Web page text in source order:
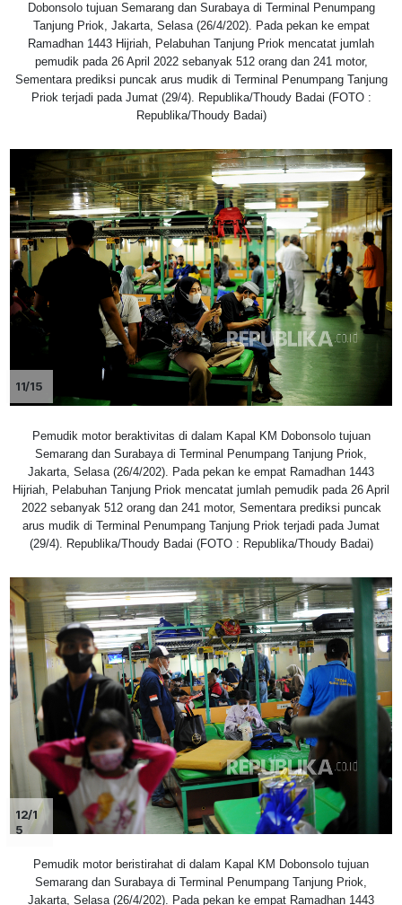
Dobonsolo tujuan Semarang dan Surabaya di Terminal Penumpang
Tanjung Priok, Jakarta, Selasa (26/4/202). Pada pekan ke empat
Ramadhan 1443 Hijriah, Pelabuhan Tanjung Priok mencatat jumlah
pemudik pada 26 April 2022 sebanyak 512 orang dan 241 motor,
Sementara prediksi puncak arus mudik di Terminal Penumpang Tanjung
Priok terjadi pada Jumat (29/4). Republika/Thoudy Badai (FOTO :
Republika/Thoudy Badai)
11/15
Pemudik motor beraktivitas di dalam Kapal KM Dobonsolo tujuan
Semarang dan Surabaya di Terminal Penumpang Tanjung Priok,
Jakarta, Selasa (26/4/202). Pada pekan ke empat Ramadhan 1443
Hijriah, Pelabuhan Tanjung Priok mencatat jumlah pemudik pada 26 April
2022 sebanyak 512 orang dan 241 motor, Sementara prediksi puncak
arus mudik di Terminal Penumpang Tanjung Priok terjadi pada Jumat
(29/4). Republika/Thoudy Badai (FOTO : Republika/Thoudy Badai)
12/1
5
Pemudik motor beristirahat di dalam Kapal KM Dobonsolo tujuan
Semarang dan Surabaya di Terminal Penumpang Tanjung Priok,
Jakarta, Selasa (26/4/202). Pada pekan ke empat Ramadhan 1443